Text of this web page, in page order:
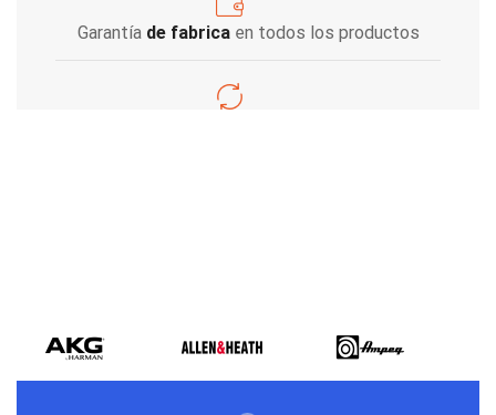
Garantía de fabricaen todos los productos